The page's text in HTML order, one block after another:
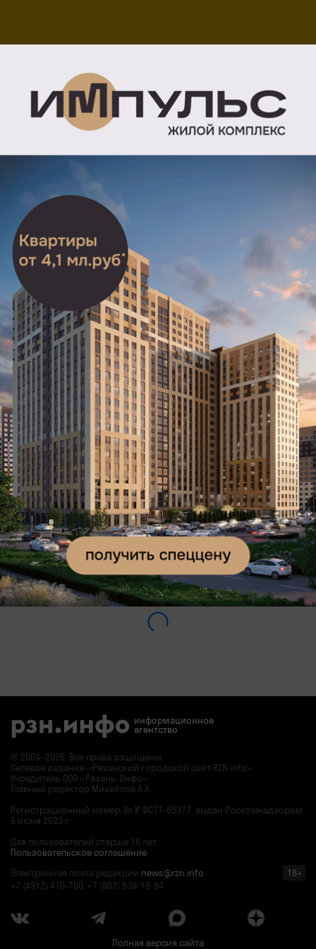
приняли в четверг, 30 мая на заседании гордумы.
С 31 мая до результатов конкурса и.о. мэра будет
Елена Сорокина, которая была заместителем
Карабасова.
Сергей Карабасов был и.о. главы администрации
с сентября 2017 года. Отметим, что прямые выборы
мэра проходили в Рязани однажды в 1996 году. Тогда
их выиграл Павел Маматов, который позже попал под
следствие. С 2005 года областной центр отказался
от выборов и стал заключать контракты с главами
администрации. Напомним, 22 мая на комитете
по развитию местного самоуправления, регламенту
и этике рязанской гордумы депутаты поддержали
идею прямых выборов мэра.
Ссылки по теме:
Карабасов подал в отставку
Подписывайтесь на наш канал вTelegram и будьте в
курсе главных новостей
информационное
агентство
© 2004–2026. Все права защищены.
Сетевое издание «Рязанский городской сайт RZN.info»
Учредитель ООО «Рязань-Инфо»
Главный редактор Михайлов А.А.
Регистрационный номер Эл № ФС77-85377, выдан Роскомнадзором
6 июня 2023 г.
Для пользователей старше 18 лет
Пользовательское соглашение
Электронная почта редакции news@rzn.info
18+
+7 (4912) 470-700, +7 (903) 839-19-94
Полная версия сайта